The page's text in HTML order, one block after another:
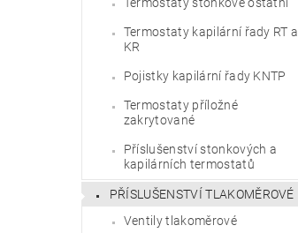
Termostaty kapilární řady RT a
KR
Pojistky kapilární řady KNTP
Termostaty příložné
zakrytované
Příslušenství stonkových a
kapilárních termostatů
PŘÍSLUŠENSTVÍ TLAKOMĚROVÉ
Ventily tlakoměrové